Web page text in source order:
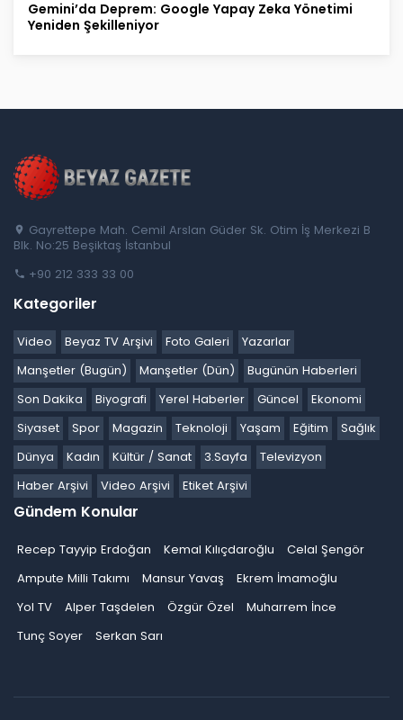
Gemini’da Deprem: Google Yapay Zeka Yönetimi
Yeniden Şekilleniyor
Gayrettepe Mah. Cemil Arslan Güder Sk. Otim İş Merkezi B
Blk. No:25 Beşiktaş İstanbul
+90 212 333 33 00
Kategoriler
Video Beyaz TV Arşivi Foto Galeri
Yazarlar
Manşetler (Bugün)
Manşetler (Dün)
Bugünün Haberleri
Son Dakika
Biyografi Yerel Haberler Güncel
Ekonomi
Siyaset
Spor Magazin Teknoloji Yaşam Eğitim
Sağlık
Dünya
Kadın Kültür / Sanat 3.Sayfa
Televizyon
Haber Arşivi
Video Arşivi Etiket Arşivi
Gündem Konular
Recep Tayyip Erdoğan Kemal Kılıçdaroğlu
Celal Şengör
Ampute Milli Takımı
Mansur Yavaş
Ekrem İmamoğlu
Yol TV
Alper Taşdelen Özgür Özel
Muharrem İnce
Tunç Soyer
Serkan Sarı